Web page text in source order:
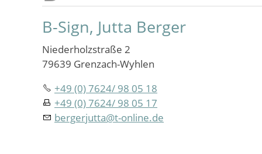
B-Sign, Jutta Berger
Niederholzstraße 2
79639 Grenzach-Wyhlen
+49 (0) 7624/ 98 05 18
+49 (0) 7624/ 98 05 17
bergerjutta@t-online.de